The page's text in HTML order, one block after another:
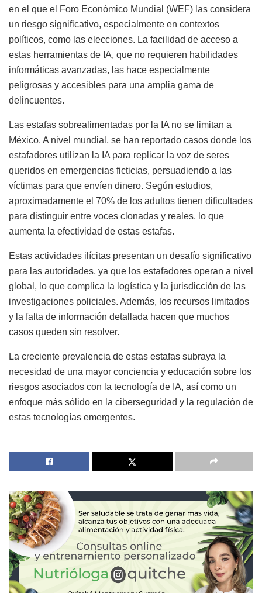
en el que el Foro Económico Mundial (WEF) las considera
un riesgo significativo, especialmente en contextos
políticos, como las elecciones. La facilidad de acceso a
estas herramientas de IA, que no requieren habilidades
informáticas avanzadas, las hace especialmente
peligrosas y accesibles para una amplia gama de
delincuentes.
Las estafas sobrealimentadas por la IA no se limitan a
México. A nivel mundial, se han reportado casos donde los
estafadores utilizan la IA para replicar la voz de seres
queridos en emergencias ficticias, persuadiendo a las
víctimas para que envíen dinero. Según estudios,
aproximadamente el 70% de los adultos tienen dificultades
para distinguir entre voces clonadas y reales, lo que
aumenta la efectividad de estas estafas.
Estas actividades ilícitas presentan un desafío significativo
para las autoridades, ya que los estafadores operan a nivel
global, lo que complica la logística y la jurisdicción de las
investigaciones policiales. Además, los recursos limitados
y la falta de información detallada hacen que muchos
casos queden sin resolver.
La creciente prevalencia de estas estafas subraya la
necesidad de una mayor conciencia y educación sobre los
riesgos asociados con la tecnología de IA, así como un
enfoque más sólido en la ciberseguridad y la regulación de
estas tecnologías emergentes.